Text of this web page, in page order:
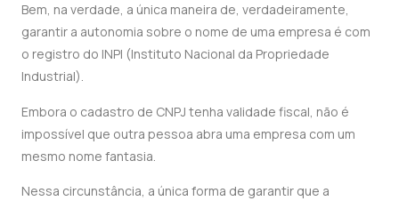
Bem, na verdade, a única maneira de, verdadeiramente,
garantir a autonomia sobre o nome de uma empresa é com
o registro do INPI (Instituto Nacional da Propriedade
Industrial).
Embora o cadastro de CNPJ tenha validade fiscal, não é
impossível que outra pessoa abra uma empresa com um
mesmo nome fantasia.
Nessa circunstância, a única forma de garantir que a